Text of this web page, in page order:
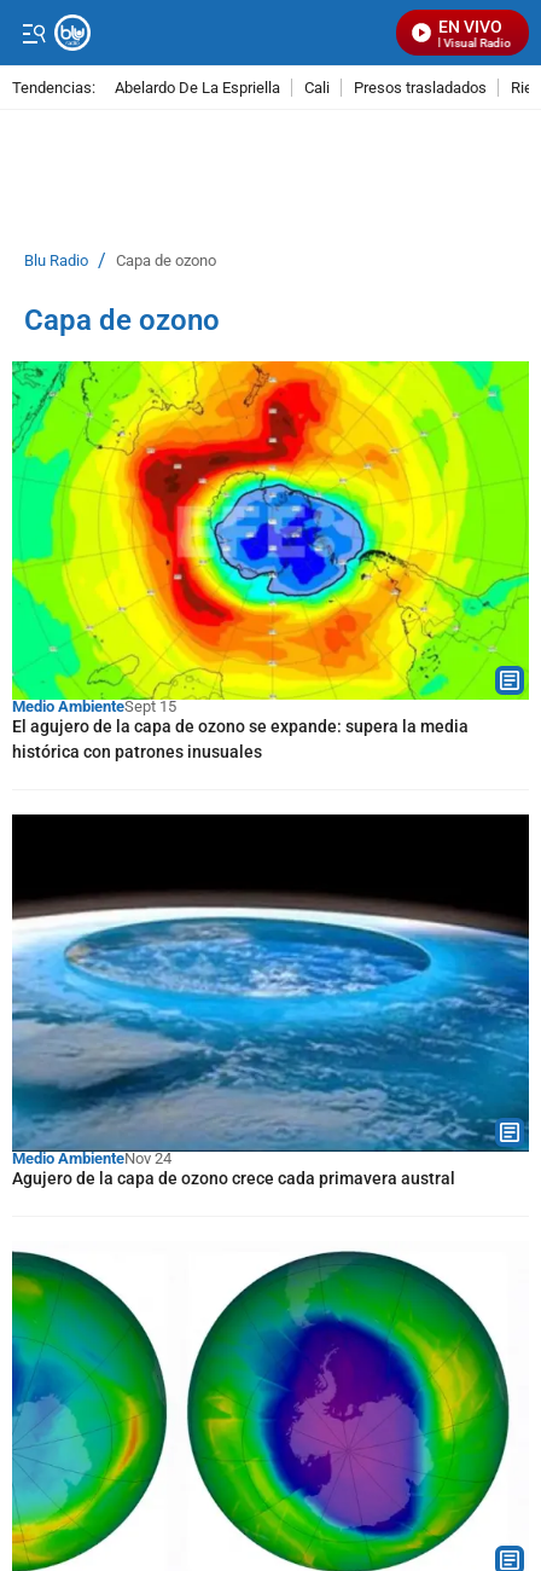
EN VIVO
Señal Visual Radio
Tendencias: Abelardo De La Espriella Cali Presos trasladados
Blu Radio / Capa de ozono
Capa de ozono
Medio AmbienteSept 15
El agujero de la capa de ozono se expande: supera la media
histórica con patrones inusuales
Medio AmbienteNov 24
Agujero de la capa de ozono crece cada primavera austral